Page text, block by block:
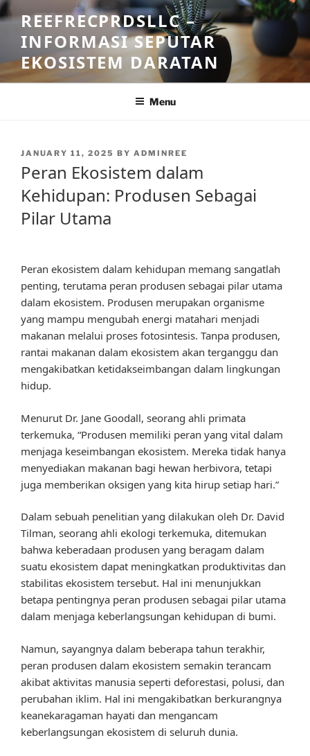
Skip
to
content
REEFRECPRDSLLC –
INFORMASI SEPUTAR
EKOSISTEM DARATAN
Menu
POSTED
JANUARY 11, 2025 BY ADMINREE
Peran Ekosistem dalam
Kehidupan: Produsen Sebagai
Pilar Utama
Peran ekosistem dalam kehidupan memang sangatlah
penting, terutama peran produsen sebagai pilar utama
dalam ekosistem. Produsen merupakan organisme
yang mampu mengubah energi matahari menjadi
makanan melalui proses fotosintesis. Tanpa produsen,
rantai makanan dalam ekosistem akan terganggu dan
mengakibatkan ketidakseimbangan dalam lingkungan
hidup.
Menurut Dr. Jane Goodall, seorang ahli primata
terkemuka, “Produsen memiliki peran yang vital dalam
menjaga keseimbangan ekosistem. Mereka tidak hanya
menyediakan makanan bagi hewan herbivora, tetapi
juga memberikan oksigen yang kita hirup setiap hari.”
Dalam sebuah penelitian yang dilakukan oleh Dr. David
Tilman, seorang ahli ekologi terkemuka, ditemukan
bahwa keberadaan produsen yang beragam dalam
suatu ekosistem dapat meningkatkan produktivitas dan
stabilitas ekosistem tersebut. Hal ini menunjukkan
betapa pentingnya peran produsen sebagai pilar utama
dalam menjaga keberlangsungan kehidupan di bumi.
Namun, sayangnya dalam beberapa tahun terakhir,
peran produsen dalam ekosistem semakin terancam
akibat aktivitas manusia seperti deforestasi, polusi, dan
perubahan iklim. Hal ini mengakibatkan berkurangnya
keanekaragaman hayati dan mengancam
keberlangsungan ekosistem di seluruh dunia.